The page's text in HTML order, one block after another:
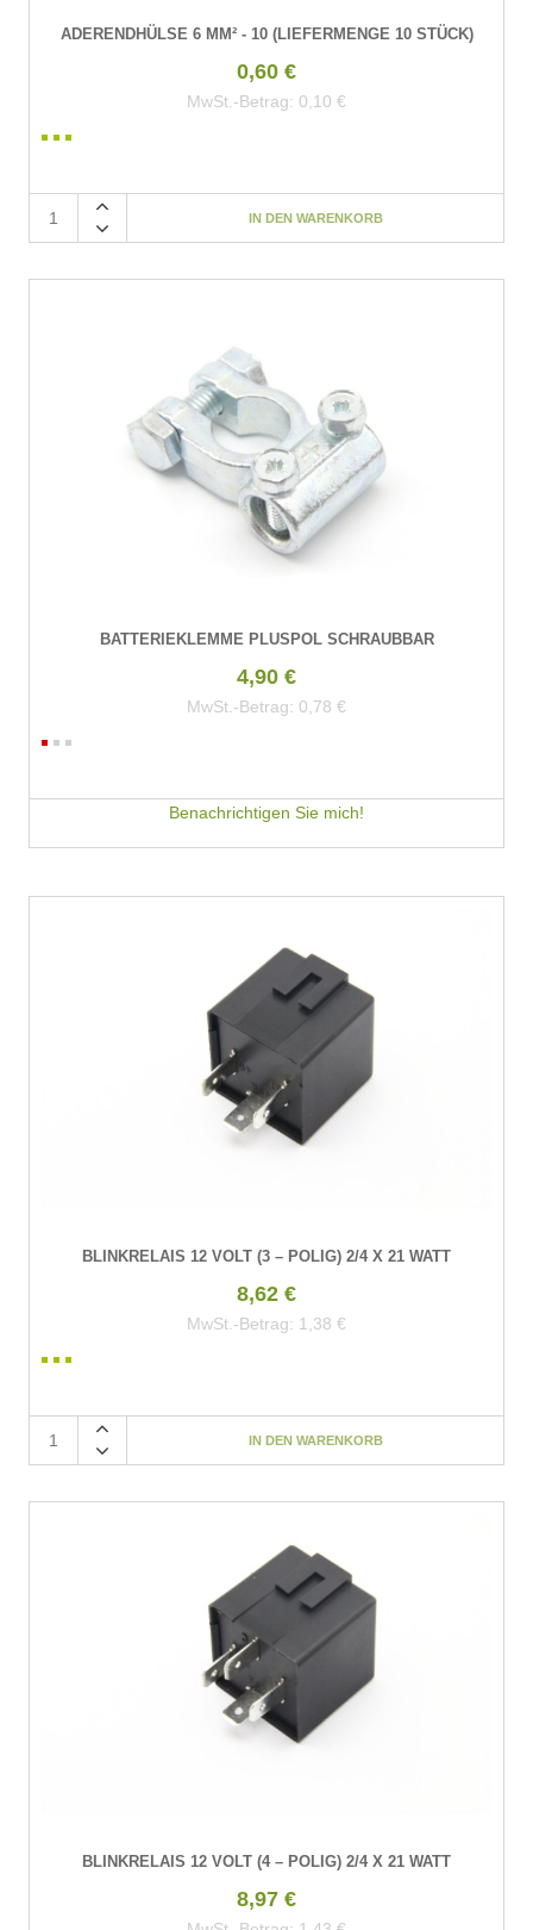
ADERENDHÜLSE 6 MM² - 10 (LIEFERMENGE 10 STÜCK)
0,60 €
MwSt.-Betrag: 0,10 €
BATTERIEKLEMME PLUSPOL SCHRAUBBAR
4,90 €
MwSt.-Betrag: 0,78 €
Benachrichtigen Sie mich!
BLINKRELAIS 12 VOLT (3 – POLIG) 2/4 X 21 WATT
8,62 €
MwSt.-Betrag: 1,38 €
BLINKRELAIS 12 VOLT (4 – POLIG) 2/4 X 21 WATT
8,97 €